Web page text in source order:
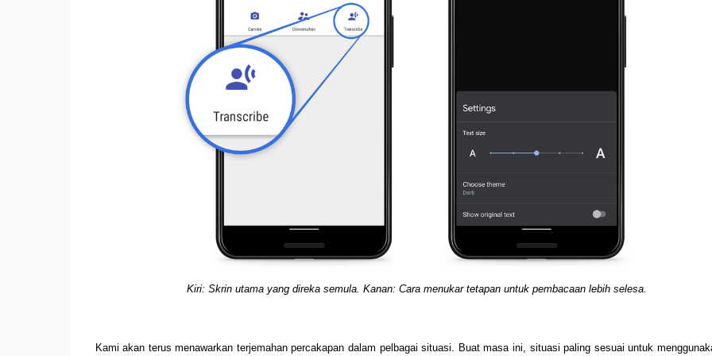
Kiri: Skrin utama yang direka semula. Kanan: Cara menukar tetapan untuk pembacaan lebih selesa.
Kami akan terus menawarkan terjemahan percakapan dalam pelbagai situasi. Buat masa ini, situasi paling sesuai untuk